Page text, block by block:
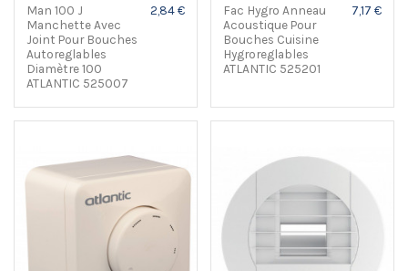
Man 100 J
Manchette Avec
Joint Pour Bouches
Autoreglables
Diamètre 100
ATLANTIC 525007
2,84 €
Fac Hygro Anneau
Acoustique Pour
Bouches Cuisine
Hygroreglables
ATLANTIC 525201
7,17 €